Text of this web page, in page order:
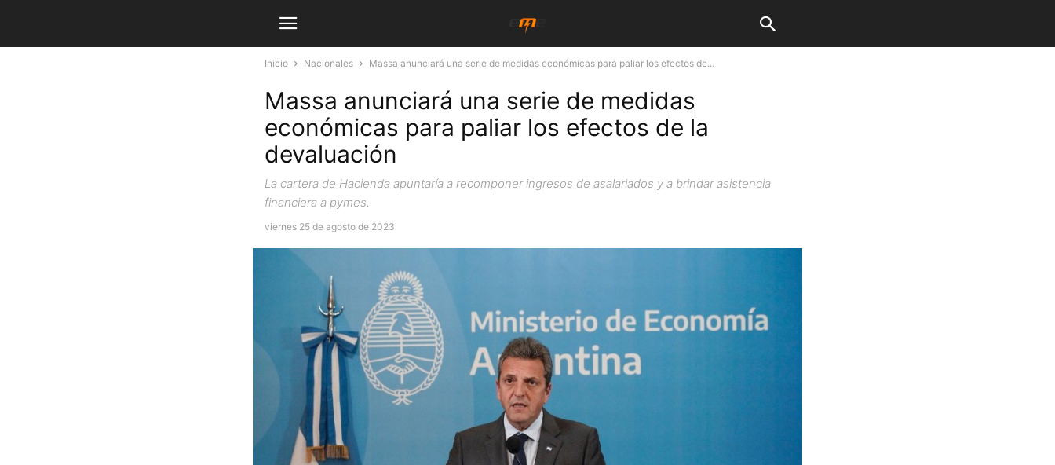
Inicio Nacionales Massa anunciará una serie de medidas económicas para paliar los efectos de...
Massa anunciará una serie de medidas
económicas para paliar los efectos de la
devaluación
La cartera de Hacienda apuntaría a recomponer ingresos de asalariados y a brindar asistencia
financiera a pymes.
viernes 25 de agosto de 2023